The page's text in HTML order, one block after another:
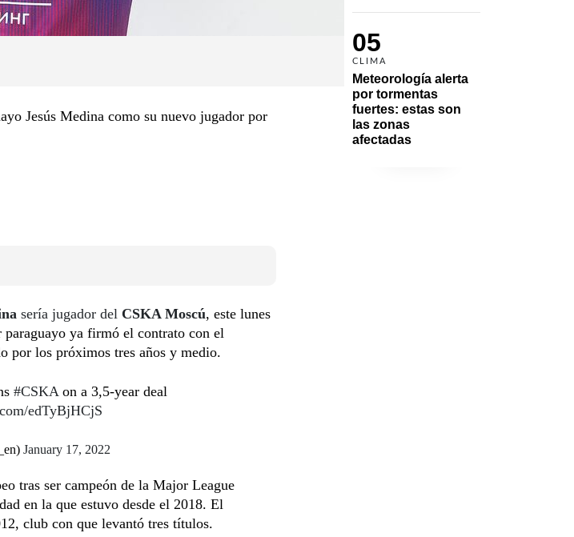
05
CLIMA
Meteorología alerta
por tormentas
fuertes: estas son
las zonas
afectadas
Jesús Medina como su nuevo jugador por
sería jugador del CSKA Moscú, este lunes
ya firmó el contrato con el
por los próximos tres años y medio.
#CSKA on a 3,5-year deal
edTyBjHCjS
January 17, 2022
tras ser campeón de la Major League
en la que estuvo desde el 2018. El
club con que levantó tres títulos.